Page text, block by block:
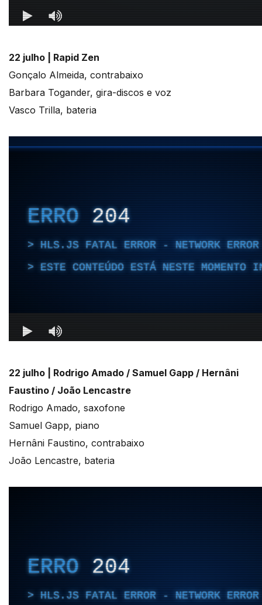
22 julho | Rapid Zen
Gonçalo Almeida, contrabaixo
Barbara Togander, gira-discos e voz
Vasco Trilla, bateria
22 julho | Rodrigo Amado / Samuel Gapp / Hernâni
Faustino / João Lencastre
Rodrigo Amado, saxofone
Samuel Gapp, piano
Hernâni Faustino, contrabaixo
João Lencastre, bateria